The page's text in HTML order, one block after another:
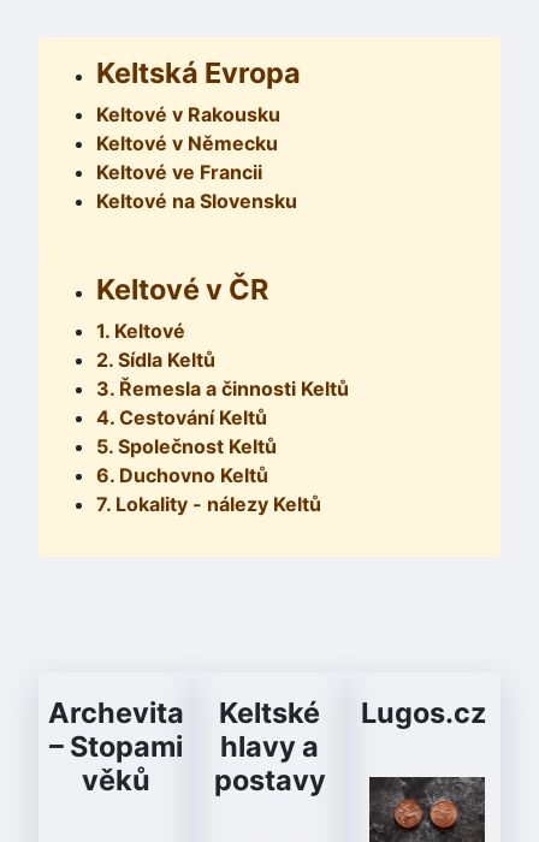
Keltská Evropa
Keltové v Rakousku
Keltové v Německu
Keltové ve Francii
Keltové na Slovensku
Keltové v ČR
1. Keltové
2. Sídla Keltů
3. Řemesla a činnosti Keltů
4. Cestování Keltů
5. Společnost Keltů
6. Duchovno Keltů
7. Lokality - nálezy Keltů
Archevita
– Stopami
věků
Keltské
hlavy a
postavy
Lugos.cz